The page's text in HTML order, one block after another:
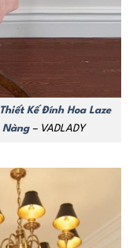
Kế Đính Hoa Laze
Nàng – VADLADY